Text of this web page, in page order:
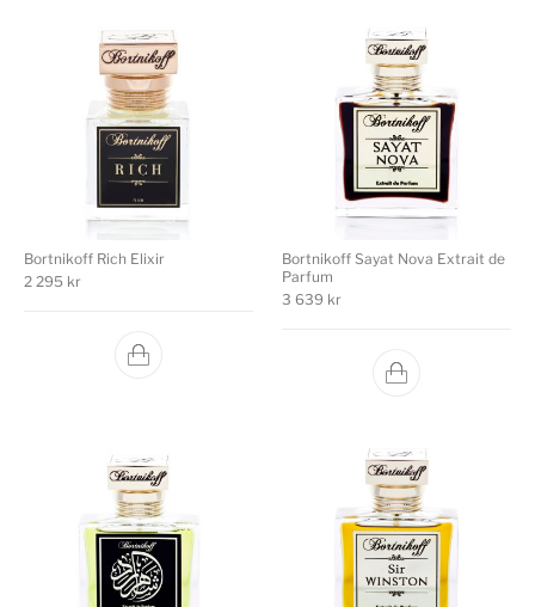
Bortnikoff Rich Elixir
2 295 kr
Bortnikoff Sayat Nova Extrait de
Parfum
3 639 kr